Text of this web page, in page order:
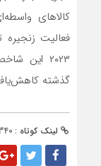
کالاهای
فعالیت
گذشته کاهش‌یافته و به ۴۸٫۵
لینک کوتاه :